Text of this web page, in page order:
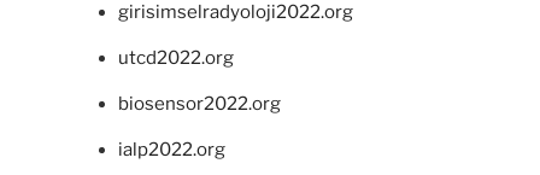
girisimselradyoloji2022.org
utcd2022.org
biosensor2022.org
ialp2022.org